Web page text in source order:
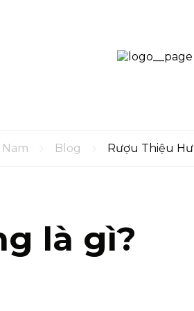
Blog Rượu Thiệu
là gì?